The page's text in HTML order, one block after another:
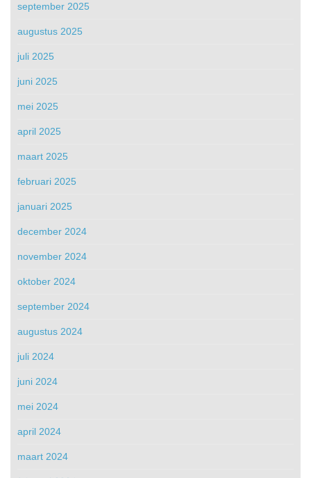
september 2025
augustus 2025
juli 2025
juni 2025
mei 2025
april 2025
maart 2025
februari 2025
januari 2025
december 2024
november 2024
oktober 2024
september 2024
augustus 2024
juli 2024
juni 2024
mei 2024
april 2024
maart 2024